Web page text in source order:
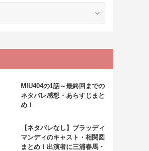
MIU404の1話～最終回までの
ネタバレ感想・あらすじまと
め！
【ネタバレなし】ブラッディ
マンディのキャスト・相関図
まとめ！出演者に三浦春馬・